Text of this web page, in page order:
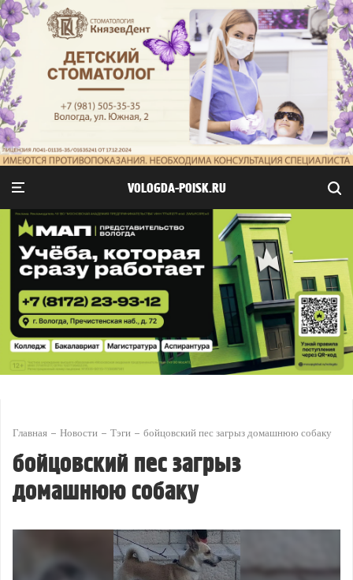
VOLOGDA-POISK.RU
Главная Новости Тэги бойцовский пес загрыз домашнюю собаку
бойцовский пес загрыз
домашнюю собаку